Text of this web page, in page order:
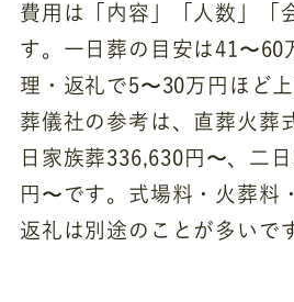
費用は「内容」「人数」「
す。一日葬の目安は41〜60
理・返礼で5〜30万円ほど
葬儀社の参考は、直葬火葬
日家族葬336,630円〜、二
円〜です。式場料・火葬料
返礼は別途のことが多いで